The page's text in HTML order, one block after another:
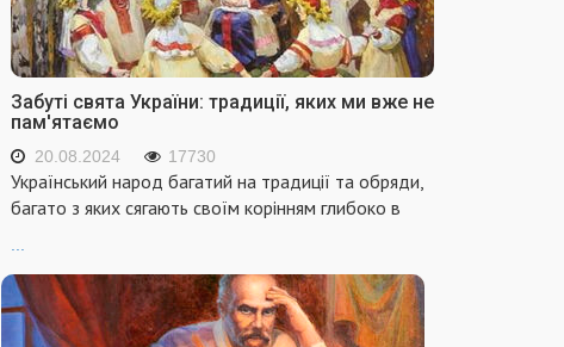
Забуті свята України: традиції, яких ми вже не
пам'ятаємо
20.08.2024 17730
Український народ багатий на традиції та обряди,
багато з яких сягають своїм корінням глибоко в
...